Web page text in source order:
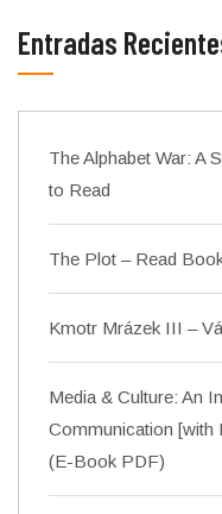
Entradas
The Alphabet War: A
to Read
The Plot – Read
Kmotr Mrázek III –
Media & Culture: An
Communication [with
(E-Book PDF)